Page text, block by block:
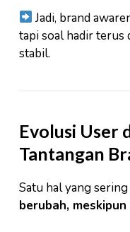
Jadi, brand
tapi soal hadir terus
stabil.
Evolusi User
Tantangan
Satu hal yang
berubah,